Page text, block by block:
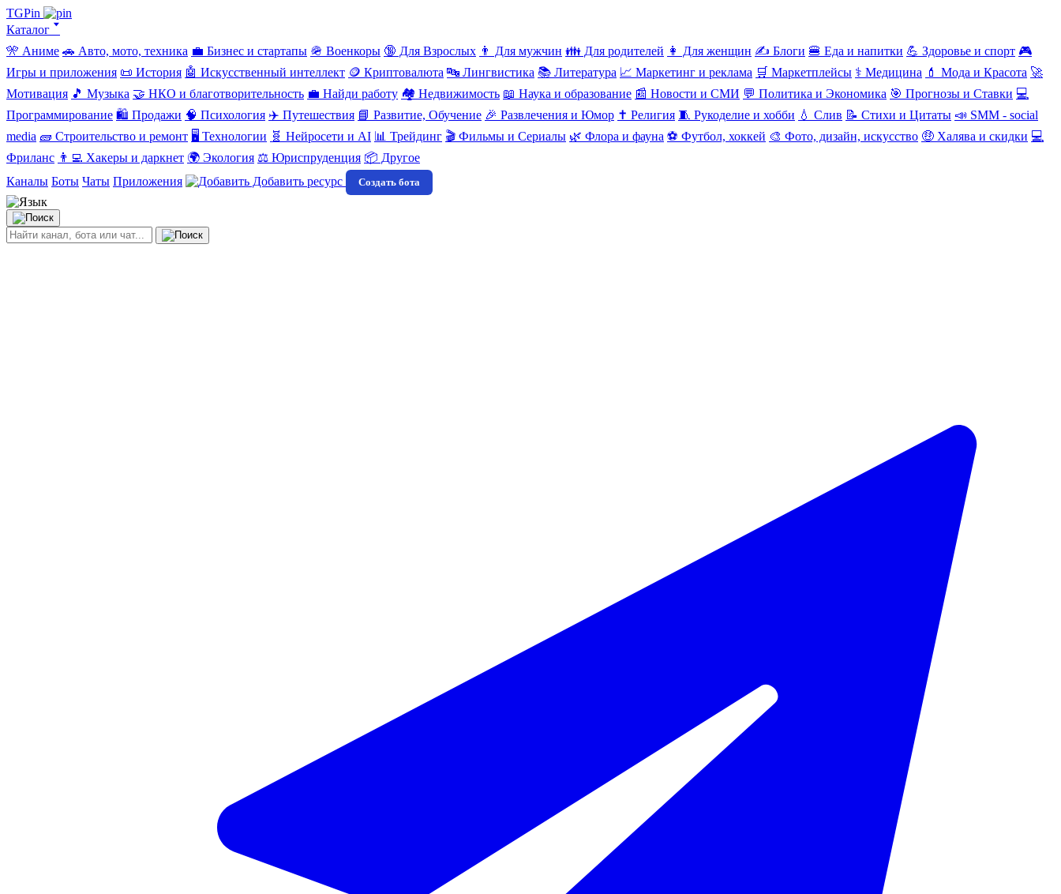
TGPin
Каталог 🢓
🎌 Аниме 🚗 Авто, мото, техника 💼 Бизнес и стартапы 🪖 Военкоры 🔞 Для Взрослых 👨 Для мужчин 👪 Для родителей 👩 Для женщин ✍️ Блоги 🍔 Еда и напитки 💪 Здоровье и спорт 🎮
Игры и приложения 📜 История 🤖 Искусственный интеллект 🪙 Криптовалюта 🔤 Лингвистика 📚 Литература 📈 Маркетинг и реклама 🛒 Маркетплейсы ⚕️ Медицина 💄 Мода и Красота 🚀
Мотивация 🎵 Музыка 🤝 НКО и благотворительность 💼 Найди работу 🏘️ Недвижимость 📖 Наука и образование 📰 Новости и СМИ 💬 Политика и Экономика 🎯 Прогнозы и Ставки 💻
Программирование 🛍️ Продажи 🧠 Психология ✈️ Путешествия 📘 Развитие, Обучение 🎉 Развлечения и Юмор ✝️ Религия 🧵 Рукоделие и хобби 💧 Слив 📝 Стихи и Цитаты 📣 SMM - social
media 🧱 Строительство и ремонт 🖥️ Технологии 🧬 Нейросети и AI 📊 Трейдинг 🎬 Фильмы и Сериалы 🌿 Флора и фауна ⚽ Футбол, хоккей 🎨 Фото, дизайн, искусство 🤑 Халява и скидки 💻
Фриланс 👨‍💻 Хакеры и даркнет 🌍 Экология ⚖️ Юриспруденция 📦 Другое
Каналы Боты Чаты Приложения Добавить ресурс Создать бота